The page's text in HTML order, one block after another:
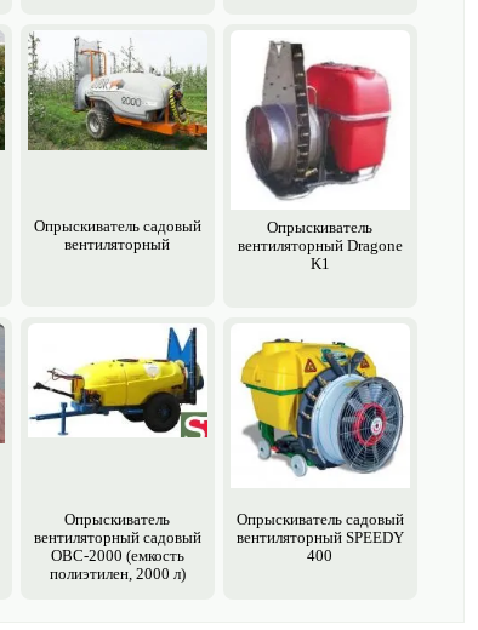
Опрыски­ватель садовый
вентиляторный
Опрыски­ватель
вентиляторный Dragone
K1
Опрыски­ватель
вентиляторный садовый
ОВС-2000 (емкость
полиэтилен, 2000 л)
Опрыски­ватель садовый
вентиляторный SPEEDY
400